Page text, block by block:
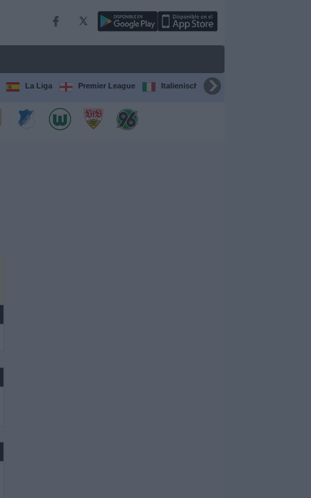
La Liga Premier League Italienische Serie A